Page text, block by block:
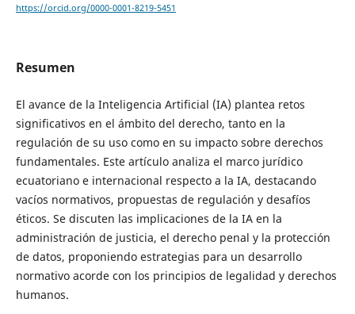
https://orcid.org/0000-0001-8219-5451
Resumen
El avance de la Inteligencia Artificial (IA) plantea retos
significativos en el ámbito del derecho, tanto en la
regulación de su uso como en su impacto sobre derechos
fundamentales. Este artículo analiza el marco jurídico
ecuatoriano e internacional respecto a la IA, destacando
vacíos normativos, propuestas de regulación y desafíos
éticos. Se discuten las implicaciones de la IA en la
administración de justicia, el derecho penal y la protección
de datos, proponiendo estrategias para un desarrollo
normativo acorde con los principios de legalidad y derechos
humanos.